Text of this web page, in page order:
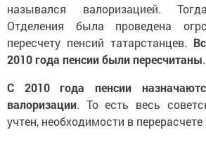
назывался валоризацией.
Отделения была проведена
пересчету пенсий татарстанцев.
2010 года пенсии были пересчитаны.
С 2010 года пенсии
валоризации. То есть весь
учтен, необходимости в